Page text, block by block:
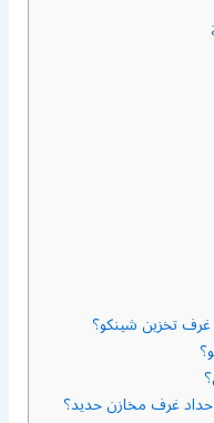
غرف تخزين شينكو؟
حداد غرف مخازن حديد؟